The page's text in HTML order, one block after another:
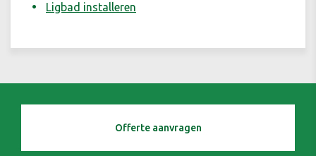
Ligbad installeren
Offerte aanvragen